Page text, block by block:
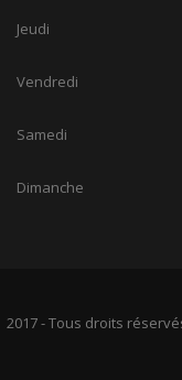
Jeudi
Vendredi
Samedi
Dimanche
2017 - Tous droits